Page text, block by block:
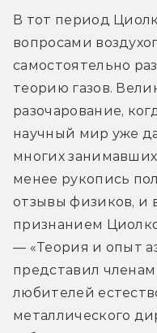
В тот период
вопросами
самостоятельно
теорию газов.
разочарование,
научный мир уже
многих
менее рукопись
отзывы физиков, и
признанием
— «Теория и опыт
представил
любителей
металлического